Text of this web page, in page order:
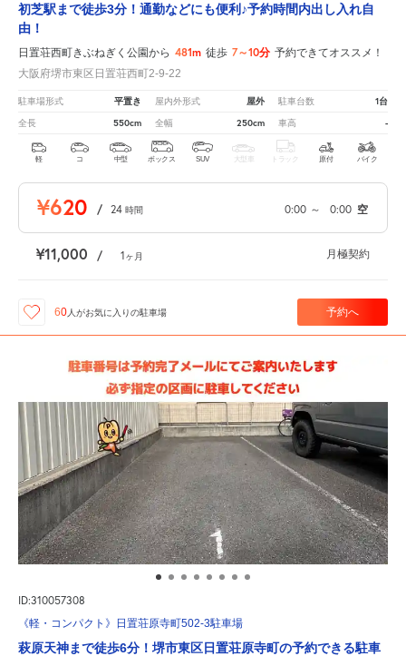
初芝駅まで徒歩3分！通勤などにも便利♪予約時間内出し入れ自
由！
日置荘西町きぶねぎく公園から 481m 徒歩 7～10分 予約できてオススメ！
大阪府堺市東区日置荘西町2-9-22
駐車場形式 平置き 屋内外形式 屋外 駐車台数 1台
全長 550cm 全幅 250cm 車高 -
軽 コ 中型 ボックス SUV 大型車 トラック 原付 バイク
¥620 / 24 時間 0:00 ～ 0:00 空
¥11,000 / 1ヶ月 月極契約
60 人がお気に入りの駐車場 予約へ
ID:310057308
《軽・コンパクト》日置荘原寺町502-3駐車場
萩原天神まで徒歩6分！堺市東区日置荘原寺町の予約できる駐車